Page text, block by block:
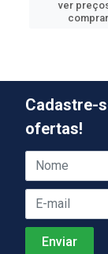
ver
comprar
Cadastre-
ofertas!